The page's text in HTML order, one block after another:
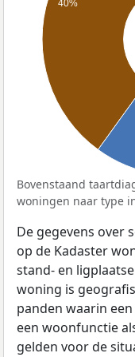
40%
Bovenstaand
woningen naar type
De gegevens over
op de Kadaster
stand- en
woning is
panden waarin
een woonfunctie
gelden voor de